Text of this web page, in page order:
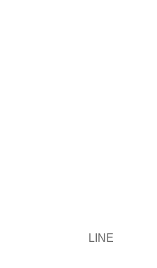
LINE